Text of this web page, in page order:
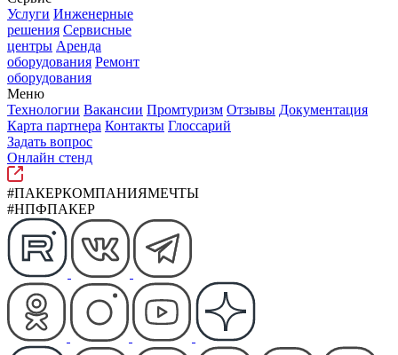
Услуги Инженерные
решения Сервисные
центры Аренда
оборудования Ремонт
оборудования
Меню
Технологии Вакансии Промтуризм Отзывы Документация
Карта партнера Контакты Глоссарий
Задать вопрос
Онлайн стенд
#ПАКЕРКОМПАНИЯМЕЧТЫ
#НПФПАКЕР